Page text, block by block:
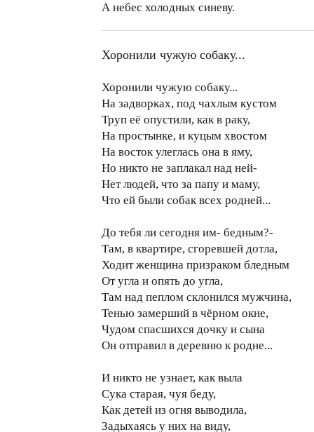
А небес холодных синеву.
Хоронили чужую собаку...
Хоронили чужую собаку...
На задворках, под чахлым кустом
Труп её опустили, как в раку,
На простынке, и куцым хвостом
На восток улеглась она в яму,
Но никто не заплакал над ней-
Нет людей, что за папу и маму,
Что ей были собак всех родней...
До тебя ли сегодня им- бедным?-
Там, в квартире, сгоревшей дотла,
Ходит женщина призраком бледным
От угла и опять до угла,
Там над пеплом склонился мужчина,
Тенью замерший в чёрном окне,
Чудом спасшихся дочку и сына
Он отправил в деревню к родне...
И никто не узнает, как выла
Сука старая, чуя беду,
Как детей из огня выводила,
Задыхаясь у них на виду,